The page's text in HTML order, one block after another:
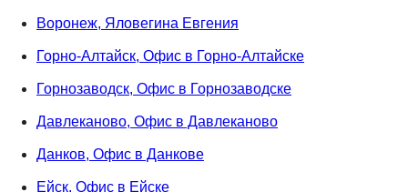
Воронеж, Яловегина Евгения
Горно-Алтайск, Офис в Горно-Алтайске
Горнозаводск, Офис в Горнозаводске
Давлеканово, Офис в Давлеканово
Данков, Офис в Данкове
Ейск, Офис в Ейске